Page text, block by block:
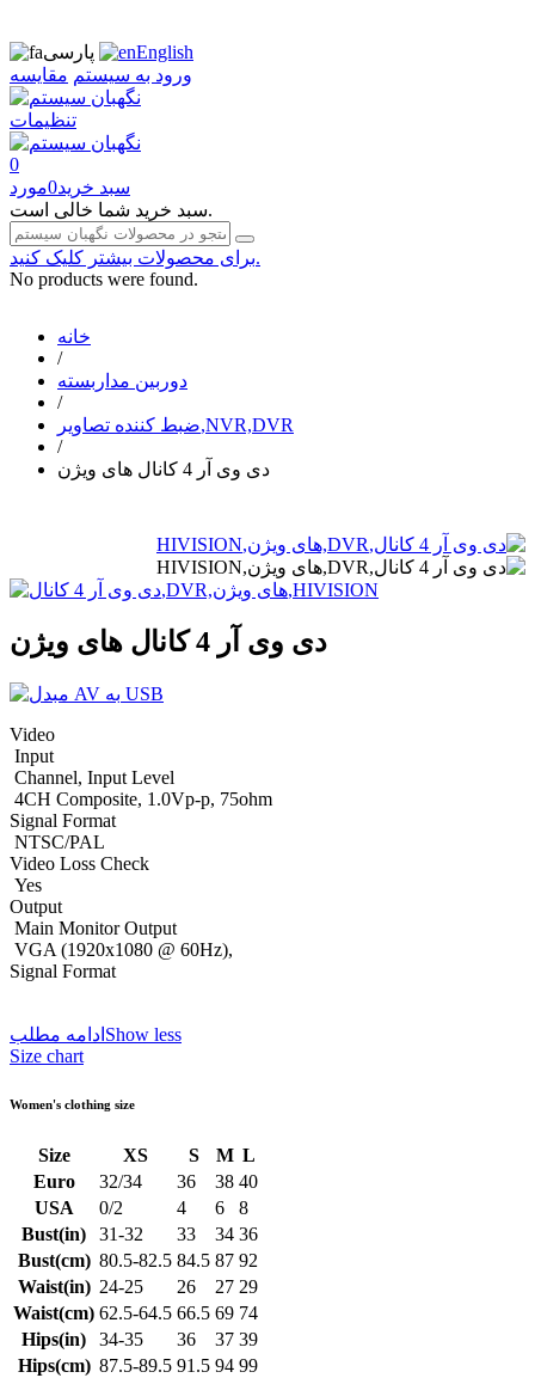
پارسی
English
ورود به سیستم مقایسه
تنظیمات
0
سبد خرید0مورد
سبد خرید شما خالی است.
برای محصولات بیشتر کلیک کنید.
No products were found.
خانه
/
دوربین مداربسته
/
ضبط کننده تصاویر,NVR,DVR
/
دی وی آر 4 کانال های ویژن
دی وی آر 4 کانال های ویژن
Video
Input
Channel, Input Level
4CH Composite, 1.0Vp-p, 75ohm
Signal Format
NTSC/PAL
Video Loss Check
Yes
Output
Main Monitor Output
VGA (1920x1080 @ 60Hz),
Signal Format
ادامه مطلب Show less
Size chart
Women's clothing size
Size XS S M L
Euro
32/34 36 38 40
USA
0/2 4 6
8
Bust(in)
31-32 33 34 36
Bust(cm) 80.5-82.5 84.5 87 92
Waist(in) 24-25 26 27 29
Waist(cm) 62.5-64.5 66.5 69 74
Hips(in)
34-35 36 37 39
Hips(cm) 87.5-89.5 91.5 94 99